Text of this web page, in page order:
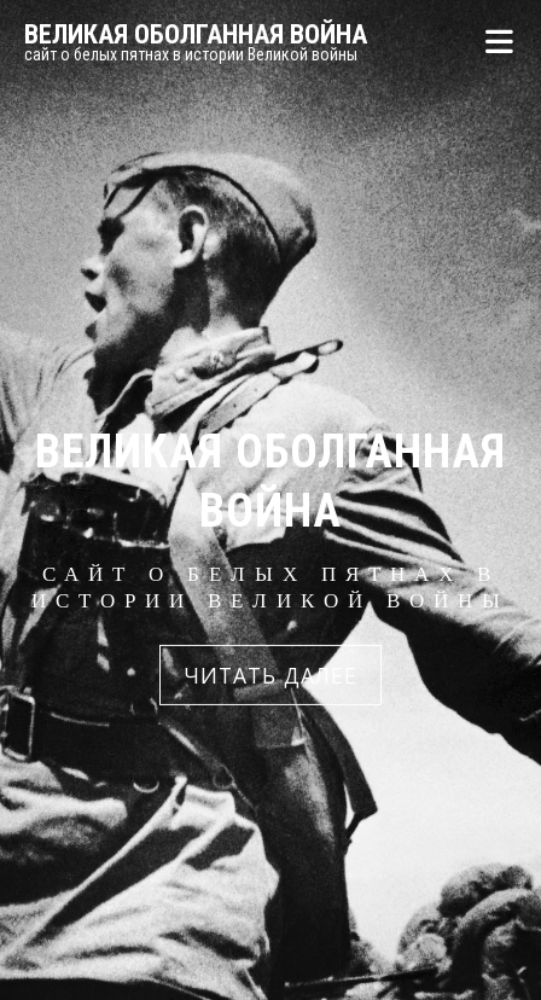
ВЕЛИКАЯ ОБОЛГАННАЯ ВОЙНА
сайт о белых пятнах в истории Великой войны
ВЕЛИКАЯ ОБОЛГАННАЯ
ВОЙНА
САЙТ О БЕЛЫХ ПЯТНАХ В
ИСТОРИИ ВЕЛИКОЙ ВОЙНЫ
ЧИТАТЬ ДАЛЕЕ